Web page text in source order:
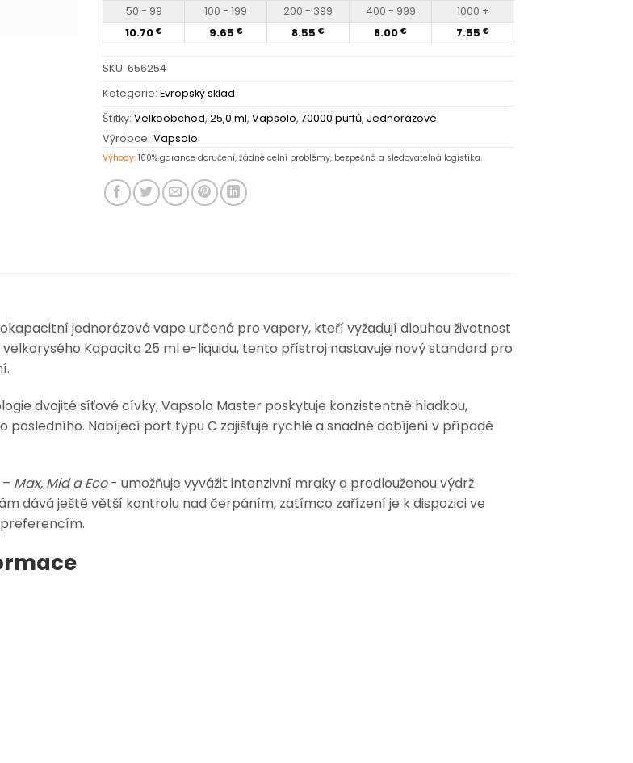
50 - 99 100 - 199 200 - 399 400 - 999
1000 +
10.70 € 9.65 € 8.55 € 8.00 € 7.55 €
SKU: 656254
Kategorie: Evropský sklad
Štítky: Velkoobchod, 25,0 ml, Vapsolo, 70000 puffů, Jednorázové
Výrobce: Vapsolo
Výhody: 100% garance doručení, žádné celní problémy, bezpečná a sledovatelná logistika.
jednorázová vape určená pro vapery, kteří vyžadují dlouhou životnost
velkorysého Kapacita 25 ml e-liquidu, tento přístroj nastavuje nový standard pro
dvojité síťové cívky, Vapsolo Master poskytuje konzistentně hladkou,
Nabíjecí port typu C zajišťuje rychlé a snadné dobíjení v případě
– Max, Mid a Eco- umožňuje vyvážit intenzivní mraky a prodlouženou výdrž
dává ještě větší kontrolu nad čerpáním, zatímco zařízení je k dispozici ve